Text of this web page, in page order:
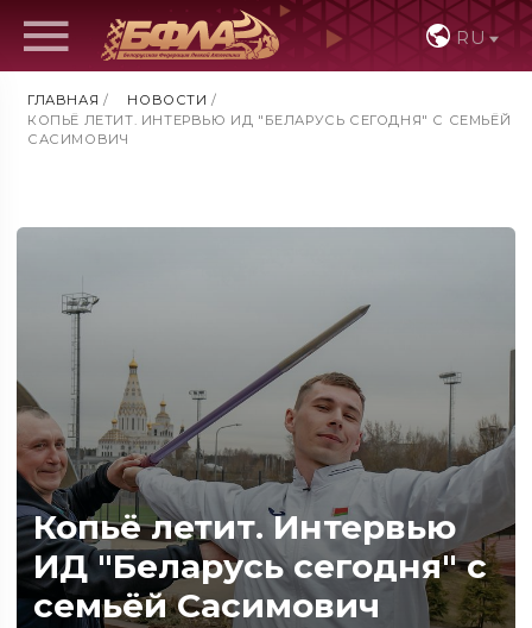
RU
ГЛАВНАЯ / НОВОСТИ /
КОПЬЁ ЛЕТИТ. ИНТЕРВЬЮ ИД "БЕЛАРУСЬ СЕГОДНЯ" С СЕМЬЁЙ
САСИМОВИЧ
Копьё летит. Интервью
ИД "Беларусь сегодня" с
семьёй Сасимович